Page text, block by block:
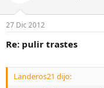
27 Dic 2012
Re: pulir trastes
Landeros21 dijo: